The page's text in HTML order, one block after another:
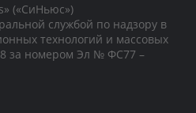
(«СиНьюс»)
службой по надзору в
технологий и массовых
за номером Эл № ФС77 –